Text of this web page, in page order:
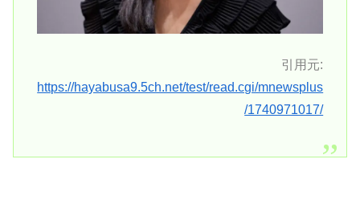
引用元:
https://hayabusa9.5ch.net/test/read.cgi/mnewsplus
/1740971017/